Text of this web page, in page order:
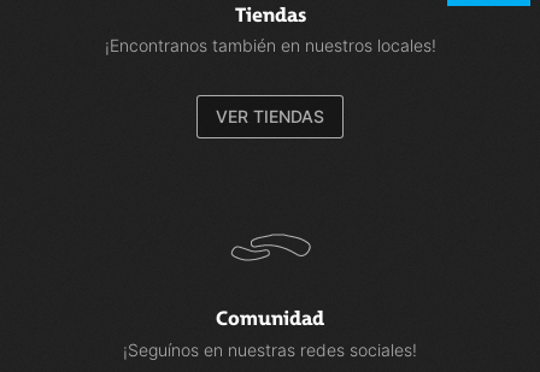
Tiendas
¡Encontranos también en nuestros locales!
VER TIENDAS
Comunidad
¡Seguínos en nuestras redes sociales!